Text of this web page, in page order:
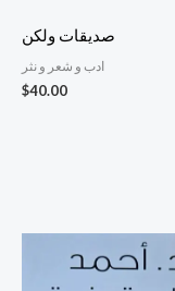
صديقات ولكن
ادب و شعر و نثر
$40.00